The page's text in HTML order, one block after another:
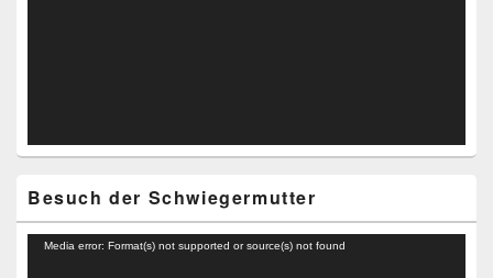
Besuch der Schwiegermutter
Video-
Media error: Format(s) not supported or source(s) not found